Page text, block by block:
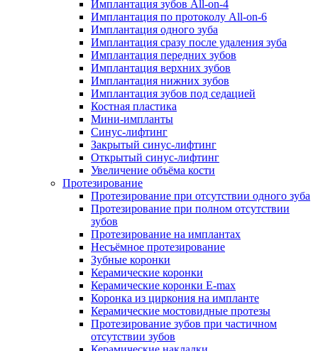
Имплантация зубов All-on-4
Имплантация по протоколу All-on-6
Имплантация одного зуба
Имплантация сразу после удаления зуба
Имплантация передних зубов
Имплантация верхних зубов
Имплантация нижних зубов
Имплантация зубов под седацией
Костная пластика
Мини-импланты
Синус-лифтинг
Закрытый синус-лифтинг
Открытый синус-лифтинг
Увеличение объёма кости
Протезирование
Протезирование при отсутствии одного зуба
Протезирование при полном отсутствии
зубов
Протезирование на имплантах
Несъёмное протезирование
Зубные коронки
Керамические коронки
Керамические коронки E-max
Коронка из циркония на импланте
Керамические мостовидные протезы
Протезирование зубов при частичном
отсутствии зубов